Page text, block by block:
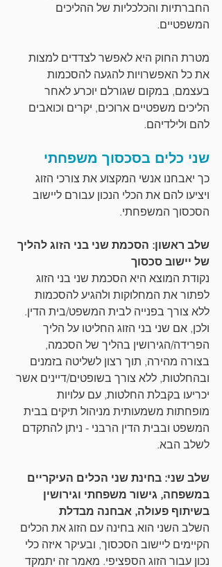
החברתיות והכלכליות של ההליכים
המשפטיים.
מטרת החוק היא לאפשר לצדדים למצות
את כל האפשרויות להגעה להסכמות
בעצמם, במקום שגורלם יוכרע לאחר
הליכים משפטיים ארוכים, יקרים וכואבים
להם ולילדיהם.
שני כלים בסכסוך משפחתי
כך יאבחנו אנשי המקצוע את צורכי הזוג
ויציעו להם את הכלי הנכון עבורם ליישוב
הסכסוך המשפחתי.
שלב ראשון: הסכמת שני בני הזוג להליך
של יישוב סכסוך
נקודת המוצא היא הסכמת שני בני הזוג
לפתור את המחלוקות ולהגיע להסכמות
ללא צורך בפנייה לבית המשפט/בית הדין.
ולכן, אם שני בני הזוג החליטו על הליך
הפרידה/הגירושין בהליך של הסכמה,
בצורה מהירה, תוך רצון לשליטה בזמנים
ובהחלטות, ללא צורך בשופטים/דיינים אשר
יכריעו בקבלת החלטות, עם עלויות
מופחתות משמעותית מניהול תיקים בבית
המשפט ובבית הדין הרבני - ניתן להתקדם
לשלב הבא.
שלב שני: בחינת שני הכלים העיקריים
במשפחה, גישור משפחתי וגירושין
בשיתוף פעולה, אבחנה מבדלת
השלב השני הוא בחינה עם הזוג את הכלים
הקיימים ליישוב הסכסוך, ובעיקר איזה כלי
נכון עבור הזוג הספציפי. מאמר זה יתמקד